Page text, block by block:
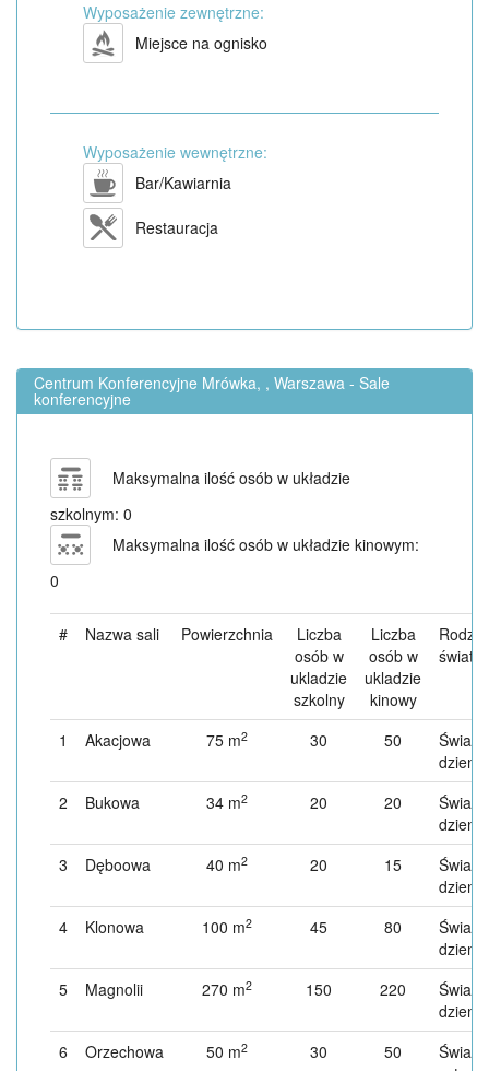
Wyposażenie zewnętrzne:
Miejsce na ognisko
Wyposażenie wewnętrzne:
Bar/Kawiarnia
Restauracja
Centrum Konferencyjne Mrówka, , Warszawa - Sale
konferencyjne
Maksymalna ilość osób w układzie
szkolnym: 0
Maksymalna ilość osób w układzie kinowym:
0
# Nazwa sali Powierzchnia
Liczba
osób w
ukladzie
szkolny
Liczba
osób w
ukladzie
kinowy
Rodzaj
światla
1 Akacjowa 75 m2 30 50
Światło
2
Bukowa 34 m2 20 20
Światło
3
Dęboowa 40 m2 20 15
Światło
4
Klonowa 100 m2 45 80
Światło
5
Magnolii 270 m2 150 220
Światło
6
Orzechowa 50 m2 30 50
Światło